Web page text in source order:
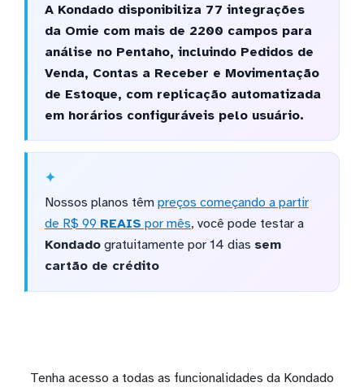
A Kondado disponibiliza 77 integrações
da Omie com mais de 2200 campos para
análise no Pentaho, incluindo Pedidos de
Venda, Contas a Receber e Movimentação
de Estoque, com replicação automatizada
em horários configuráveis pelo usuário.
Nossos planos têm preços começando a partir
de R$ 99 REAIS por mês, você pode testar a
Kondadogratuitamente por 14 dias sem
cartão de crédito
Tenha acesso a todas as funcionalidades da Kondado